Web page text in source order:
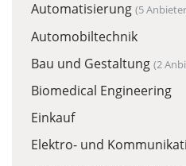
Automatisierung (5
Automobiltechnik
Bau und Gestaltung (2
Biomedical Engineering
Einkauf
Elektro- und